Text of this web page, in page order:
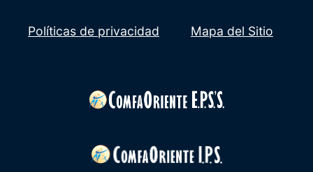
Políticas de privacidad Mapa del Sitio